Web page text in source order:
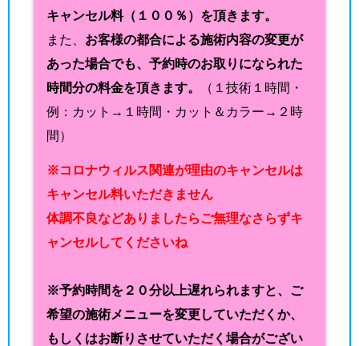
キャンセル料（１００％）を頂きます。
また、 お客様の都合による施術内容の変更が
あった場合でも、予約時のお取りになられた
時間分の料金を頂きます。
（１技術１時間・
例：カット→１時間・カット＆カラー→２時
間）
※コロナウィルス関連が理由のキャンセルは
キャンセル料いただきません
体調不良などありましたらご無理なさらずキ
ャンセルしてくださいね
※予約時間を２０分以上遅れられますと、ご
希望の施術メニューを変更していただくか、
もしくはお断りさせていただく場合がござい